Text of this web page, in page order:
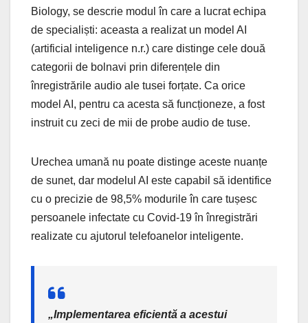
Biology, se descrie modul în care a lucrat echipa
de specialiști: aceasta a realizat un model AI
(artificial inteligence n.r.) care distinge cele două
categorii de bolnavi prin diferențele din
înregistrările audio ale tusei forțate. Ca orice
model AI, pentru ca acesta să funcționeze, a fost
instruit cu zeci de mii de probe audio de tuse.
Urechea umană nu poate distinge aceste nuanțe
de sunet, dar modelul AI este capabil să identifice
cu o precizie de 98,5% modurile în care tușesc
persoanele infectate cu Covid-19 în înregistrări
realizate cu ajutorul telefoanelor inteligente.
„Implementarea eficientă a acestui